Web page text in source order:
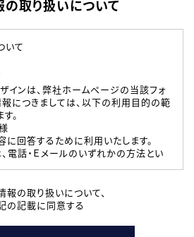
取り扱いについて
いて
インは、弊社ホームページの当該フォ
につきましては、以下の利用目的の範
。
答するために利用いたします。
話・Ｅメールのいずれかの方法とい
および本登録時の参考情報として利
報の取り扱いについて、
の記載に同意する